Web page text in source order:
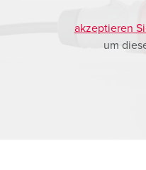
akzeptieren
um